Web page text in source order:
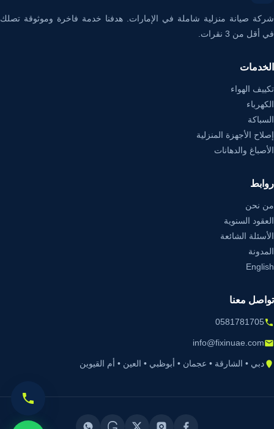
شركة صيانة منزلية شاملة في الإمارات. هدفنا خدمة فاخرة وموثوقة تصلك
في أقل من 3 نقرات.
الخدمات
تكييف الهواء
الكهرباء
السباكة
إصلاح الأجهزة المنزلية
الأصباغ والدهانات
روابط
من نحن
العقود السنوية
الأسئلة الشائعة
المدونة
English
تواصل معنا
0581781705
info@fixinuae.com
دبي • الشارقة • عجمان • أبوظبي • العين • أم القيوين